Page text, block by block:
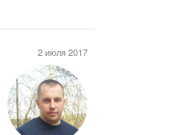
2 июля 2017